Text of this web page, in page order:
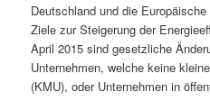
Deutschland und die
Ziele zur Steigerung der
April 2015 sind gesetzliche
Unternehmen, welche keine
(KMU), oder Unternehmen in